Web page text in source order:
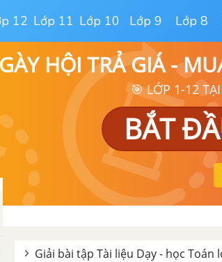
12 Lớp 11 Lớp 10 Lớp 9 Lớp 8
HỘI TRẢ GIÁ -
🎯 LỚP 1-12
BẮT
Giải bài tập Tài liệu Dạy - học